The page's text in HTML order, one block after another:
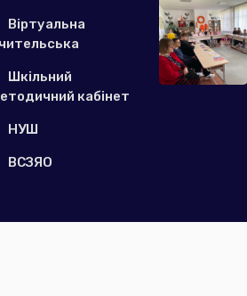
Віртуальна
Шкільний
кабінет
НУШ
ВСЗЯО